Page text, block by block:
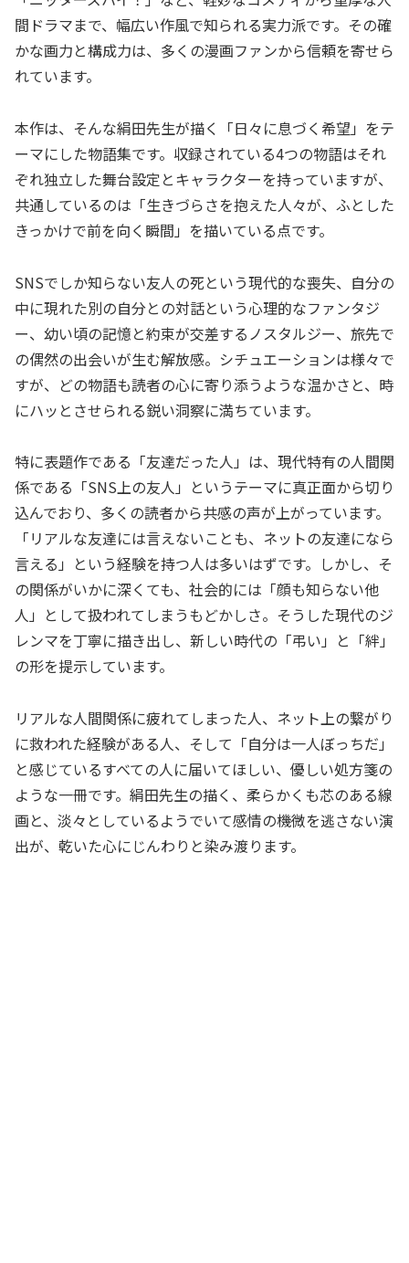
間ドラマまで、幅広い作風で知られる実力派です。その確
かな画力と構成力は、多くの漫画ファンから信頼を寄せら
れています。
本作は、そんな絹田先生が描く「日々に息づく希望」をテ
ーマにした物語集です。収録されている4つの物語はそれ
ぞれ独立した舞台設定とキャラクターを持っていますが、
共通しているのは「生きづらさを抱えた人々が、ふとした
きっかけで前を向く瞬間」を描いている点です。
SNSでしか知らない友人の死という現代的な喪失、自分の
中に現れた別の自分との対話という心理的なファンタジ
ー、幼い頃の記憶と約束が交差するノスタルジー、旅先で
の偶然の出会いが生む解放感。シチュエーションは様々で
すが、どの物語も読者の心に寄り添うような温かさと、時
にハッとさせられる鋭い洞察に満ちています。
特に表題作である「友達だった人」は、現代特有の人間関
係である「SNS上の友人」というテーマに真正面から切り
込んでおり、多くの読者から共感の声が上がっています。
「リアルな友達には言えないことも、ネットの友達になら
言える」という経験を持つ人は多いはずです。しかし、そ
の関係がいかに深くても、社会的には「顔も知らない他
人」として扱われてしまうもどかしさ。そうした現代のジ
レンマを丁寧に描き出し、新しい時代の「弔い」と「絆」
の形を提示しています。
リアルな人間関係に疲れてしまった人、ネット上の繋がり
に救われた経験がある人、そして「自分は一人ぼっちだ」
と感じているすべての人に届いてほしい、優しい処方箋の
ような一冊です。絹田先生の描く、柔らかくも芯のある線
画と、淡々としているようでいて感情の機微を逃さない演
出が、乾いた心にじんわりと染み渡ります。